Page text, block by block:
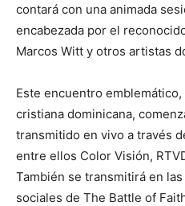
contará con una animada
encabezada por el
Marcos Witt y otros artistas
Este encuentro
cristiana dominicana,
transmitido en vivo a través
entre ellos Color Visión,
También se transmitirá en
sociales de The Battle of